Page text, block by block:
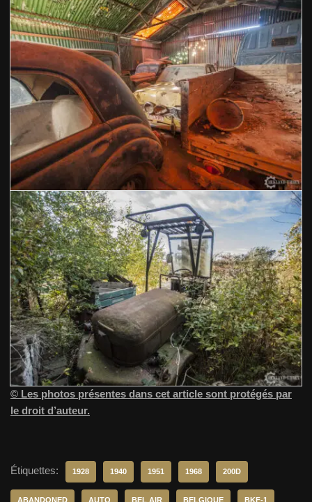
© Les photos présentes dans cet article sont protégés par
le droit d’auteur.
Étiquettes: 1928 1940 1951 1968 200D
ABANDONED AUTO BEL AIR BELGIQUE BKF-1